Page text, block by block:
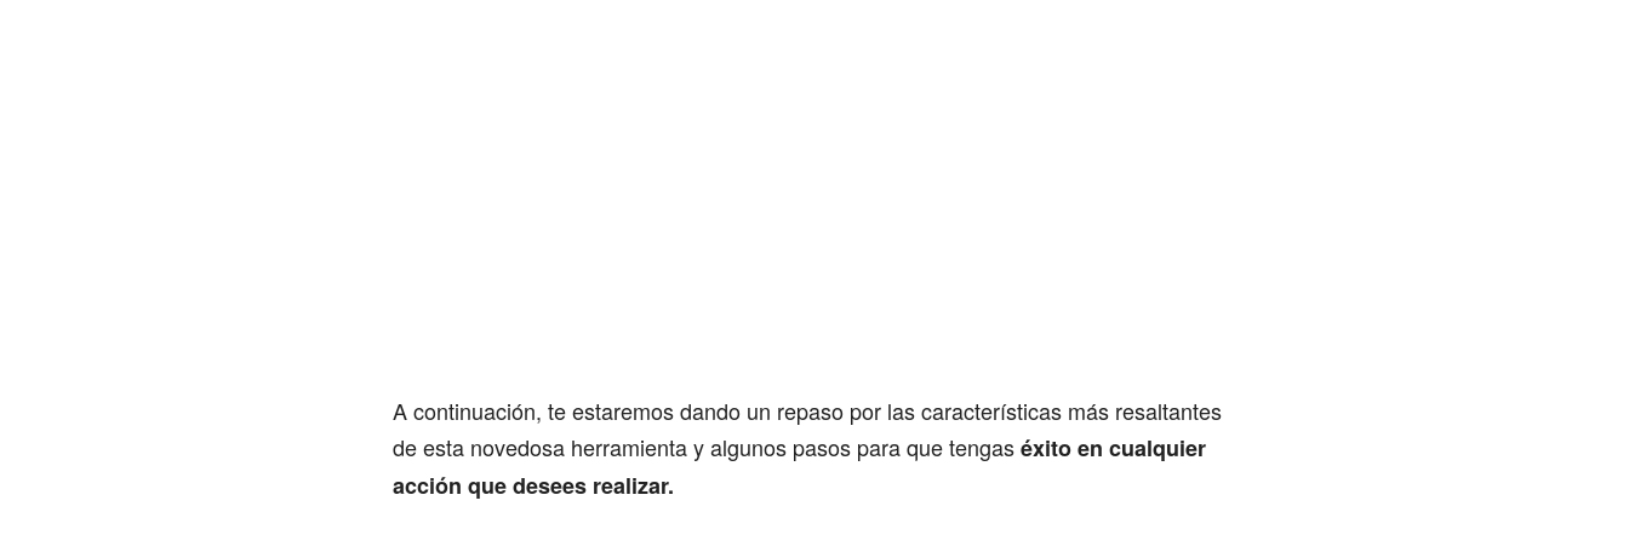
A continuación, te estaremos dando un repaso por las características más resaltantes
de esta novedosa herramienta y algunos pasos para que tengaséxito en cualquier
acción que desees realizar.